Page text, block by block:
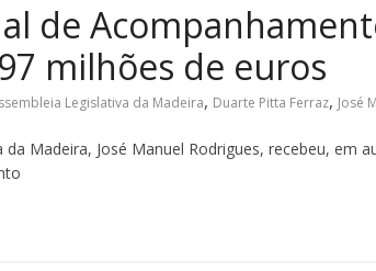
de
milhões de euros
Legislativa da Madeira, Duarte Pitta Ferraz, José
Madeira, José Manuel Rodrigues, recebeu, em